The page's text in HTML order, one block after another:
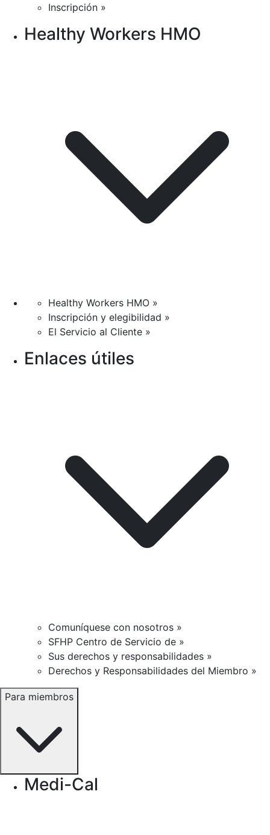
Inscripción »
Healthy Workers HMO
Healthy Workers HMO »
Inscripción y elegibilidad »
El Servicio al Cliente »
Enlaces útiles
Comuníquese con nosotros »
SFHP Centro de Servicio de »
Sus derechos y responsabilidades »
Derechos y Responsabilidades del Miembro »
Para miembros
Medi-Cal